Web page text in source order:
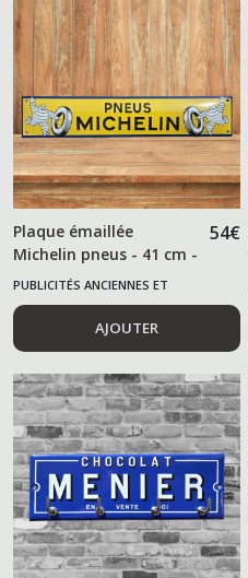
Plaque émaillée
Michelin pneus - 41 cm -
54€
PUBLICITÉS ANCIENNES ET
ALIMENTAIRES
AJOUTER
Publicités
anciennes
et
alimentaires
(107)
Huiles
et
équipementiers
automobiles
(207)
Brasserie
(91)
Tracteurs
-
Agriculture
(12)
Divers
(35)